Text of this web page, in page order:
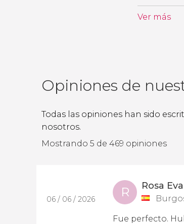
Ver más
Opiniones de
Todas las opiniones han sido
nosotros.
Mostrando 5 de 469 opiniones
06 / 06 / 2026 R Rosa Eva
Fue perfecto.